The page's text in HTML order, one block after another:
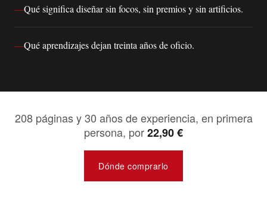
Qué significa diseñar sin focos, sin premios y sin artificios.
Qué aprendizajes dejan treinta años de oficio.
208 páginas y 30 años de experiencia, en primera
persona, por22,90 €
Dónde comprarlo